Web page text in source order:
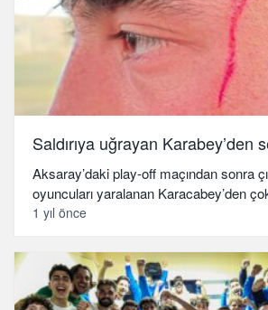
Saldırıya uğrayan Karabey’den
Aksaray’daki play-off maçından sonra
oyuncuları yaralanan Karacabey’den
1 yıl önce